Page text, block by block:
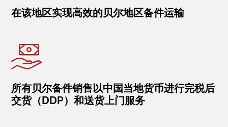
在该地区实现高效的贝尔地区备件运输
所有贝尔备件销售以中国当地货币进行完税后
交货（DDP）和送货上门服务